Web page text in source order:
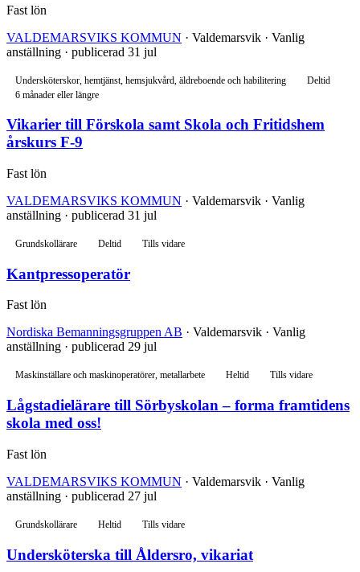
Fast lön
VALDEMARSVIKS KOMMUN · Valdemarsvik · Vanlig
anställning · publicerad 31 jul
Undersköterskor, hemtjänst, hemsjukvård, äldreboende och habilitering
Deltid
6 månader eller längre
Vikarier till Förskola samt Skola och Fritidshem
årskurs F-9
Fast lön
VALDEMARSVIKS KOMMUN · Valdemarsvik · Vanlig
anställning · publicerad 31 jul
Grundskollärare Deltid Tills vidare
Kantpressoperatör
Fast lön
Nordiska Bemanningsgruppen AB · Valdemarsvik · Vanlig
anställning · publicerad 29 jul
Maskinställare och maskinoperatörer, metallarbete Heltid Tills vidare
Lågstadielärare till Sörbyskolan – forma framtidens
skola med oss!
Fast lön
VALDEMARSVIKS KOMMUN · Valdemarsvik · Vanlig
anställning · publicerad 27 jul
Grundskollärare Heltid Tills vidare
Undersköterska till Åldersro, vikariat